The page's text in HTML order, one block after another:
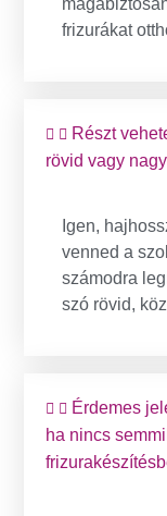
frizurákat
Részt
rövid vagy
Igen,
venned a
számodra
szó rövid,
Érdemes
ha nincs